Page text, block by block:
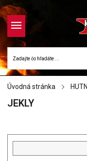
Úvodná stránka
JEKLY